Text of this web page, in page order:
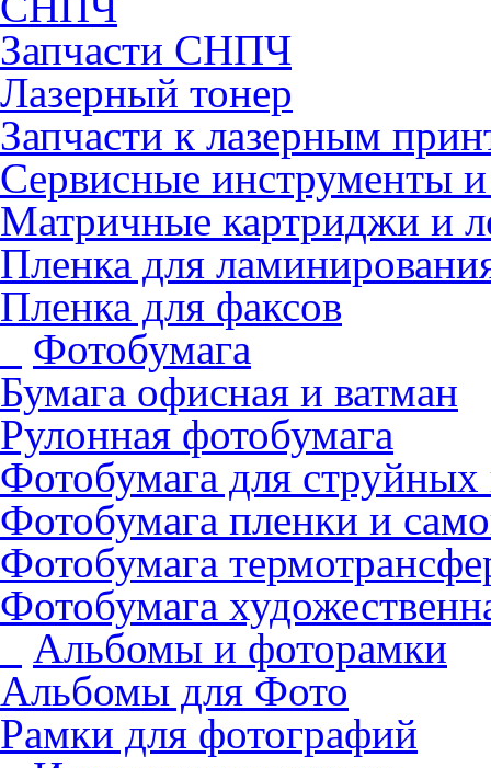
Запчасти СНПЧ
Лазерный тонер
Запчасти к лазерным
Сервисные инструменты
Матричные картриджи и
Пленка для
Пленка для факсов
Фотобумага
Бумага офисная и ватман
Рулонная фотобумага
Фотобумага для cтруйных
Фотобумага пленки и
Фотобумага
Фотобумага
Альбомы и фоторамки
Альбомы для Фото
Рамки для фотографий